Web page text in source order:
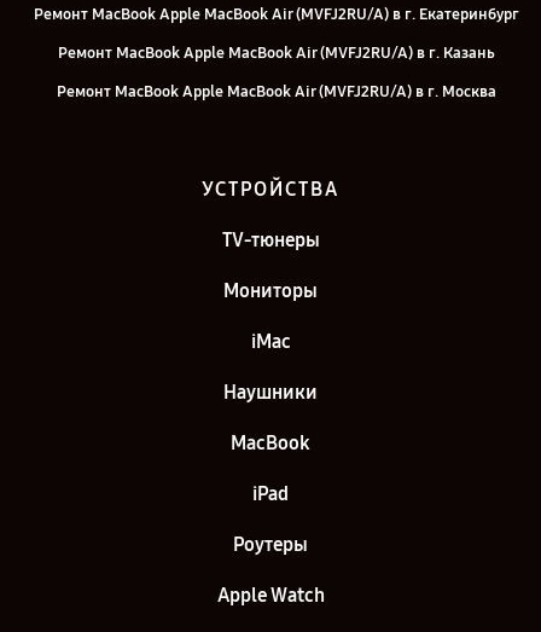
Ремонт MacBook Apple MacBook Air (MVFJ2RU/A) в г. Екатеринбург
Ремонт MacBook Apple MacBook Air (MVFJ2RU/A) в г. Казань
Ремонт MacBook Apple MacBook Air (MVFJ2RU/A) в г. Москва
УСТРОЙСТВА
TV-тюнеры
Мониторы
iMac
Наушники
MacBook
iPad
Роутеры
Apple Watch